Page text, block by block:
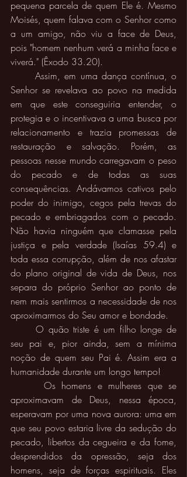
pequena parcela de quem Ele é. Mesmo
Moisés, quem falava com o Senhor como
a um amigo, não viu a face de Deus,
pois "homem nenhum verá a minha face e
viverá." (Êxodo 33.20).
	Assim, em uma dança contínua, o
Senhor se revelava ao povo na medida
em que este conseguiria entender, o
protegia e o incentivava a uma busca por
relacionamento e trazia promessas de
restauração e salvação. Porém, as
pessoas nesse mundo carregavam o peso
do pecado e de todas as suas
consequências. Andávamos cativos pelo
poder do inimigo, cegos pela trevas do
pecado e embriagados com o pecado.
Não havia ninguém que clamasse pela
justiça e pela verdade (Isaías 59.4) e
toda essa corrupção, além de nos afastar
do plano original de vida de Deus, nos
separa do próprio Senhor ao ponto de
nem mais sentirmos a necessidade de nos
aproximarmos do Seu amor e bondade.
seu pai e, pior ainda, sem a mínima
noção de quem seu Pai é. Assim era a
humanidade durante um longo tempo!
aproximavam de Deus, nessa época,
esperavam por uma nova aurora: uma em
que seu povo estaria livre da sedução do
pecado, libertos da cegueira e da fome,
desprendidos da opressão, seja dos
homens, seja de forças espirituais. Eles